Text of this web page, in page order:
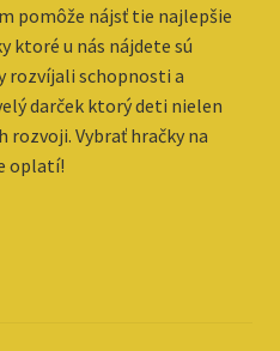
pomôže nájsť tie najlepšie
ktoré u nás nájdete sú
rozvíjali schopnosti a
darček ktorý deti nielen
rozvoji. Vybrať hračky na
oplatí!